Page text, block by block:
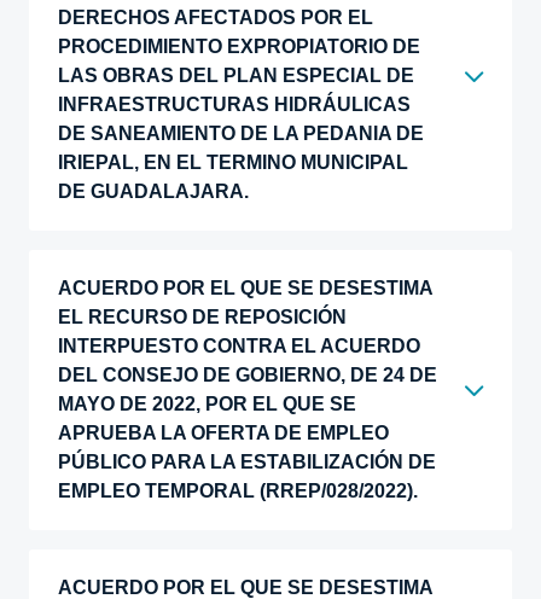
DERECHOS AFECTADOS POR EL
PROCEDIMIENTO EXPROPIATORIO DE
LAS OBRAS DEL PLAN ESPECIAL DE
INFRAESTRUCTURAS HIDRÁULICAS
DE SANEAMIENTO DE LA PEDANIA DE
IRIEPAL, EN EL TERMINO MUNICIPAL
DE GUADALAJARA.
ACUERDO POR EL QUE SE DESESTIMA
EL RECURSO DE REPOSICIÓN
INTERPUESTO CONTRA EL ACUERDO
DEL CONSEJO DE GOBIERNO, DE 24 DE
MAYO DE 2022, POR EL QUE SE
APRUEBA LA OFERTA DE EMPLEO
PÚBLICO PARA LA ESTABILIZACIÓN DE
EMPLEO TEMPORAL (RREP/028/2022).
ACUERDO POR EL QUE SE DESESTIMA